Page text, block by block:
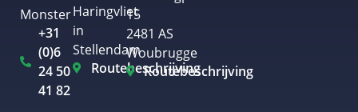
Monster
+31
(0)6
24 50
41 82
Haringvliet
in
Stellendam
Routebeschrijving
15
2481 AS
Woubrugge
Routebeschrijving